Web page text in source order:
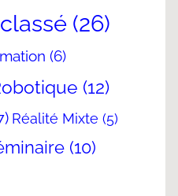
(26)
(6)
(12)
Réalité Mixte (5)
(10)